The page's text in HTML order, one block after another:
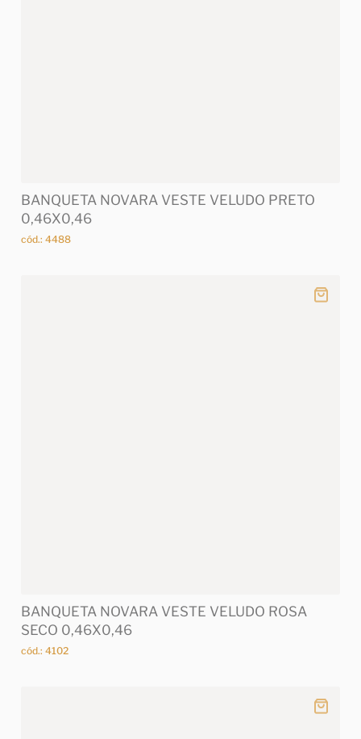
BANQUETA NOVARA VESTE VELUDO PRETO
0,46X0,46
cód.: 4488
BANQUETA NOVARA VESTE VELUDO ROSA
SECO 0,46X0,46
cód.: 4102